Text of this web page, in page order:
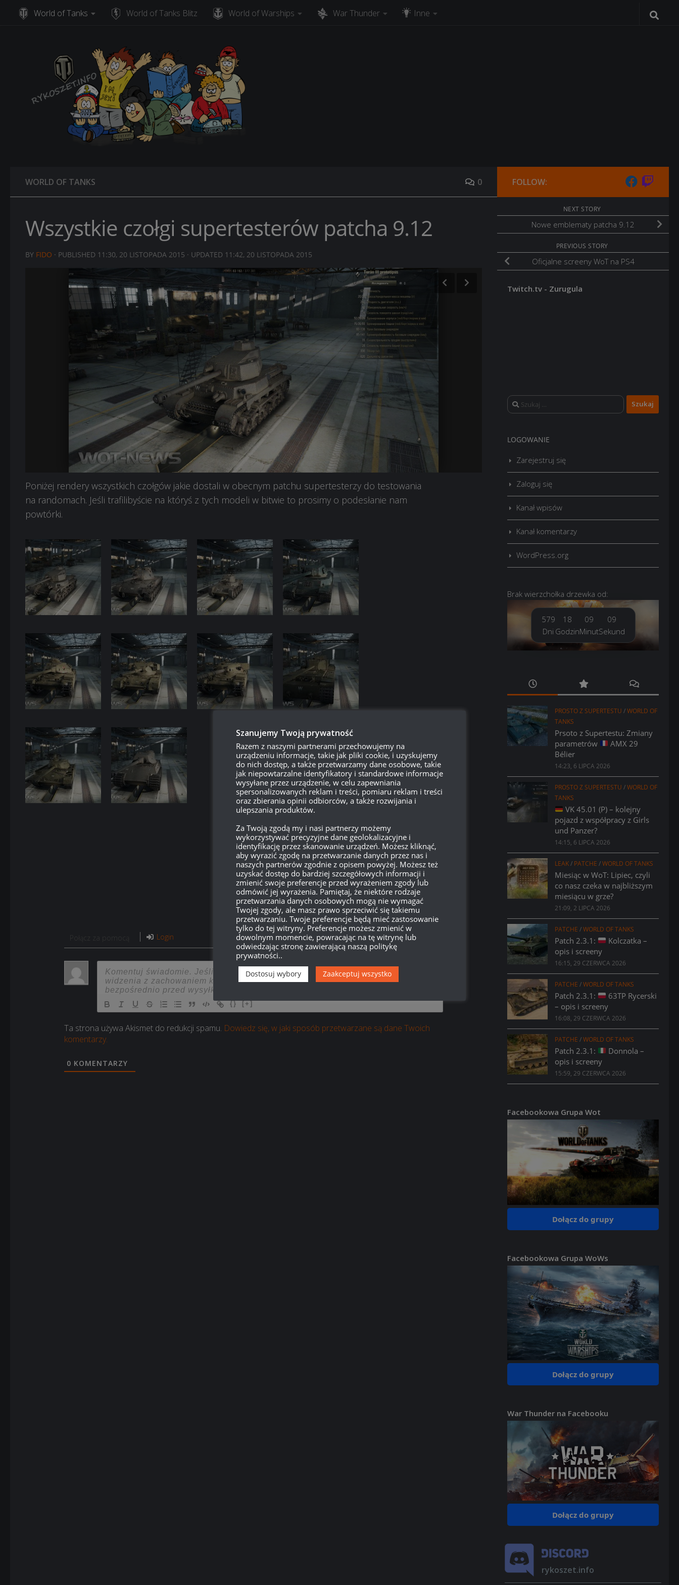
Skip to content
World of Tanks World of Tanks Blitz World of Warships War Thunder Inne
WORLD OF TANKS 0
Wszystkie czołgi supertesterów patcha 9.12
BY FIDO · PUBLISHED 11:30, 20 LISTOPADA 2015 · UPDATED 11:42, 20 LISTOPADA 2015
Poniżej rendery wszystkich czołgów jakie dostali w obecnym patchu supertesterzy do testowania
na randomach. Jeśli trafilibyście na któryś z tych modeli w bitwie to prosimy o podesłanie nam
powtórki.
Login
{} [+]
Ta strona używa Akismet do redukcji spamu. Dowiedz się, w jaki sposób przetwarzane są dane Twoich
komentarzy.
0 KOMENTARZY
FOLLOW:
NEXT STORY
Nowe emblematy patcha 9.12
PREVIOUS STORY
Oficjalne screeny WoT na PS4
Twitch.tv - Zurugula
Szukaj:
LOGOWANIE
Zarejestruj się
Zaloguj się
Kanał wpisów
Kanał komentarzy
WordPress.org
Brak wierzchołka drzewka od:
579
Dni
18
Godzin
09
Minut
11
Sekund
PROSTO Z SUPERTESTU /WORLD OF
TANKS
Prsoto z Supertestu: Zmiany
parametrów
AMX 29
Bélier
14:23, 6 LIPCA 2026
PROSTO Z SUPERTESTU /WORLD OF
TANKS
VK 45.01 (P) – kolejny
pojazd z współpracy z Girls
und Panzer?
14:15, 6 LIPCA 2026
LEAK/ PATCHE /WORLD OF TANKS
Miesiąc w WoT: Lipiec, czyli
co nasz czeka w najbliższym
miesiącu w grze?
21:09, 2 LIPCA 2026
PATCHE /WORLD OF TANKS
Patch 2.3.1:
Kolczatka –
opis i screeny
16:15, 29 CZERWCA 2026
PATCHE /WORLD OF TANKS
Patch 2.3.1:
63TP Rycerski
– opis i screeny
16:08, 29 CZERWCA 2026
PATCHE /WORLD OF TANKS
Patch 2.3.1:
Donnola –
opis i screeny
15:59, 29 CZERWCA 2026
Facebookowa Grupa Wot
Dołącz do grupy
Facebookowa Grupa WoWs
Dołącz do grupy
War Thunder na Facebooku
Dołącz do grupy
rykoszet.info
Szanujemy Twoją prywatność
Razem z naszymi partnerami przechowujemy na
urządzeniu informacje, takie jak pliki cookie, i uzyskujemy
do nich dostęp, a także przetwarzamy dane osobowe, takie
jak niepowtarzalne identyfikatory i standardowe informacje
wysyłane przez urządzenie, w celu zapewniania
spersonalizowanych reklam i treści, pomiaru reklam i treści
oraz zbierania opinii odbiorców, a także rozwijania i
ulepszania produktów.
Za Twoją zgodą my i nasi partnerzy możemy
wykorzystywać precyzyjne dane geolokalizacyjne i
identyfikację przez skanowanie urządzeń. Możesz kliknąć,
aby wyrazić zgodę na przetwarzanie danych przez nas i
naszych partnerów zgodnie z opisem powyżej. Możesz też
uzyskać dostęp do bardziej szczegółowych informacji i
zmienić swoje preferencje przed wyrażeniem zgody lub
odmówić jej wyrażenia. Pamiętaj, że niektóre rodzaje
przetwarzania danych osobowych mogą nie wymagać
Twojej zgody, ale masz prawo sprzeciwić się takiemu
przetwarzaniu. Twoje preferencje będą mieć zastosowanie
tylko do tej witryny. Preferencje możesz zmienić w
dowolnym momencie, powracając na tę witrynę lub
odwiedzając stronę zawierającą naszą politykę
prywatności..
Dostosuj wybory Zaakceptuj wszystko